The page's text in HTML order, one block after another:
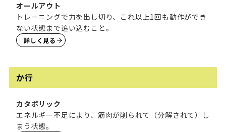
オールアウト
トレーニングで力を出し切り、これ以上1回も動作ができ
ない状態まで追い込むこと。
詳しく見る
か行
カタボリック
エネルギー不足により、筋肉が削られて（分解されて）し
まう状態。